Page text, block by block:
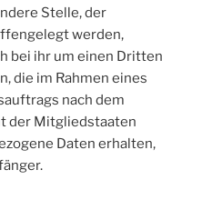
Stelle, der
werden,
bei ihr um einen Dritten
die im Rahmen eines
nach dem
der Mitgliedstaaten
Daten erhalten,